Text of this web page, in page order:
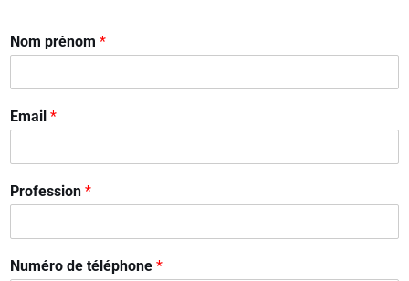
Nom prénom *
Email *
Profession *
Numéro de téléphone *